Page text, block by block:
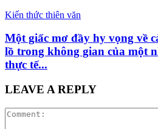
Kiến thức thiên văn
Một giấc mơ đầy hy vọng về
lồ trong không gian của một
thực tế...
LEAVE A REPLY